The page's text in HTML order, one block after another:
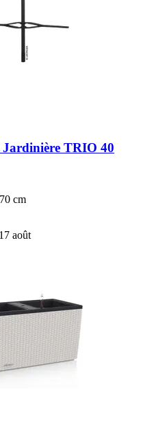
TRIO 40
cm
août